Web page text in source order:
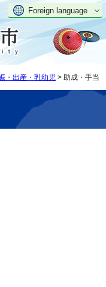
Foreign language
・出産・乳幼児 > 助成・手当